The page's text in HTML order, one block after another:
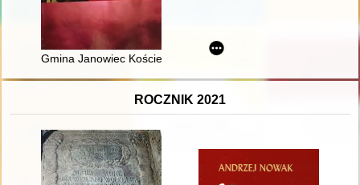
Gmina Janowiec Kościelny : zarys historii ochrony
ROCZNIK 2021